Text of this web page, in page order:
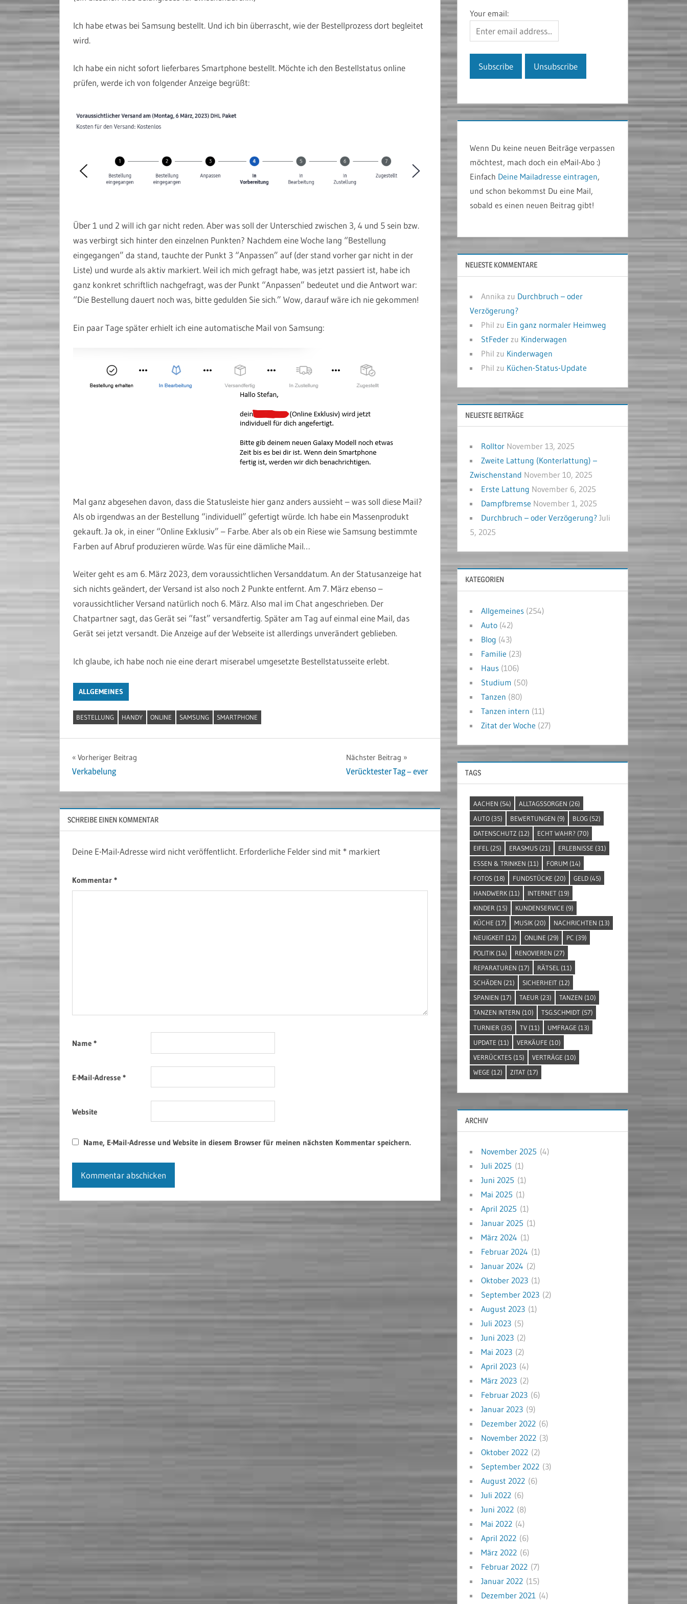
Ich habe etwas bei Samsung bestellt. Und ich bin überrascht, wie der Bestellprozess dort begleitet
wird.
Ich habe ein nicht sofort lieferbares Smartphone bestellt. Möchte ich den Bestellstatus online
prüfen, werde ich von folgender Anzeige begrüßt:
Über 1 und 2 will ich gar nicht reden. Aber was soll der Unterschied zwischen 3, 4 und 5 sein bzw.
was verbirgt sich hinter den einzelnen Punkten? Nachdem eine Woche lang “Bestellung
eingegangen” da stand, tauchte der Punkt 3 “Anpassen” auf (der stand vorher gar nicht in der
Liste) und wurde als aktiv markiert. Weil ich mich gefragt habe, was jetzt passiert ist, habe ich
ganz konkret schriftlich nachgefragt, was der Punkt “Anpassen” bedeutet und die Antwort war:
“Die Bestellung dauert noch was, bitte gedulden Sie sich.” Wow, darauf wäre ich nie gekommen!
Ein paar Tage später erhielt ich eine automatische Mail von Samsung:
Mal ganz abgesehen davon, dass die Statusleiste hier ganz anders aussieht – was soll diese Mail?
Als ob irgendwas an der Bestellung “individuell” gefertigt würde. Ich habe ein Massenprodukt
gekauft. Ja ok, in einer “Online Exklusiv” – Farbe. Aber als ob ein Riese wie Samsung bestimmte
Farben auf Abruf produzieren würde. Was für eine dämliche Mail…
Weiter geht es am 6. März 2023, dem voraussichtlichen Versanddatum. An der Statusanzeige hat
sich nichts geändert, der Versand ist also noch 2 Punkte entfernt. Am 7. März ebenso –
voraussichtlicher Versand natürlich noch 6. März. Also mal im Chat angeschrieben. Der
Chatpartner sagt, das Gerät sei “fast” versandfertig. Später am Tag auf einmal eine Mail, das
Gerät sei jetzt versandt. Die Anzeige auf der Webseite ist allerdings unverändert geblieben.
Ich glaube, ich habe noch nie eine derart miserabel umgesetzte Bestellstatusseite erlebt.
ALLGEMEINES
BESTELLUNG HANDY ONLINE SAMSUNG SMARTPHONE
Beitragsnavigation
Vorheriger Beitrag
Verkabelung
Nächster Beitrag
Verücktester Tag – ever
SCHREIBE EINEN KOMMENTAR
Deine E-Mail-Adresse wird nicht veröffentlicht. Erforderliche Felder sind mit * markiert
Kommentar *
Name *
E-Mail-Adresse *
Website
Name, E-Mail-Adresse und Website in diesem Browser für meinen nächsten Kommentar speichern.
Your email:
Wenn Du keine neuen Beiträge verpassen
möchtest, mach doch ein eMail-Abo :)
Einfach Deine Mailadresse eintragen,
und schon bekommst Du eine Mail,
sobald es einen neuen Beitrag gibt!
NEUESTE KOMMENTARE
Annika zu Durchbruch – oder
Verzögerung?
Phil zu Ein ganz normaler Heimweg
StFeder zu Kinderwagen
Phil zu Kinderwagen
Phil zu Küchen-Status-Update
NEUESTE BEITRÄGE
Rolltor November 13, 2025
Zweite Lattung (Konterlattung) –
Zwischenstand November 10, 2025
Erste Lattung November 6, 2025
Dampfbremse November 1, 2025
Durchbruch – oder Verzögerung? Juli
5, 2025
KATEGORIEN
Allgemeines (254)
Auto (42)
Blog (43)
Familie (23)
Haus (106)
Studium (50)
Tanzen (80)
Tanzen intern (11)
Zitat der Woche (27)
TAGS
AACHEN (54) ALLTAGSSORGEN (26)
AUTO(35) BEWERTUNGEN (9) BLOG(52)
DATENSCHUTZ (12) ECHT WAHR? (70)
EIFEL(25) ERASMUS(21) ERLEBNISSE (31)
ESSEN & TRINKEN (11) FORUM (14)
FOTOS(18) FUNDSTÜCKE (20) GELD(45)
HANDWERK(11) INTERNET(19)
KINDER (15) KUNDENSERVICE (9)
KÜCHE (17) MUSIK(20) NACHRICHTEN (13)
NEUIGKEIT(12) ONLINE (29) PC (39)
POLITIK(14) RENOVIEREN (27)
REPARATUREN (17) RÄTSEL (11)
SCHÄDEN (21) SICHERHEIT(12)
SPANIEN (17) TAEUR(23) TANZEN (10)
TANZEN INTERN (10) TSG.SCHMIDT(57)
TURNIER (35) TV(11) UMFRAGE (13)
UPDATE (11) VERKÄUFE (10)
VERRÜCKTES(15) VERTRÄGE (10)
WEGE (12) ZITAT(17)
ARCHIV
November 2025 (4)
Juli 2025 (1)
Juni 2025 (1)
Mai 2025 (1)
April 2025 (1)
Januar 2025 (1)
März 2024 (1)
Februar 2024 (1)
Januar 2024 (2)
Oktober 2023 (1)
September 2023 (2)
August 2023 (1)
Juli 2023 (5)
Juni 2023 (2)
Mai 2023 (2)
April 2023 (4)
März 2023 (2)
Februar 2023 (6)
Januar 2023 (9)
Dezember 2022 (6)
November 2022 (3)
Oktober 2022 (2)
September 2022 (3)
August 2022 (6)
Juli 2022 (6)
Juni 2022 (8)
Mai 2022 (4)
April 2022 (6)
März 2022 (6)
Februar 2022 (7)
Januar 2022 (15)
Dezember 2021 (4)